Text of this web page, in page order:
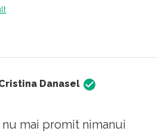
Danasel
nu mai promit nimanui